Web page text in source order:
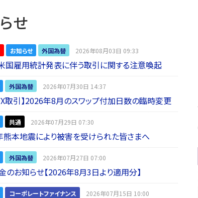
せ
お知らせ 外国為替 2026年08月03日 09:33
米国雇用統計発表に伴う取引に関する注意喚起
外国為替 2026年07月30日 14:37
取引】2026年8月のスワップ付加日数の臨時変更
共通 2026年07月29日 07:30
熊本地震により被害を受けられた皆さまへ
外国為替 2026年07月27日 07:00
のお知らせ【2026年8月3日より適用分】
コーポレートファイナンス 2026年07月15日 10:00